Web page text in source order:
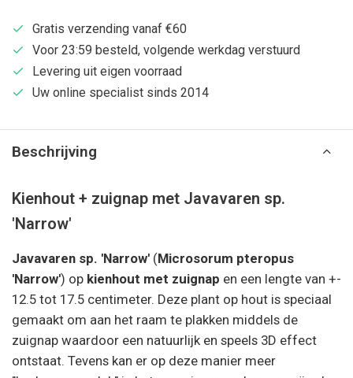
Gratis verzending vanaf €60
Voor 23:59 besteld, volgende werkdag verstuurd
Levering uit eigen voorraad
Uw online specialist sinds 2014
Beschrijving
Kienhout + zuignap met Javavaren sp.
'Narrow'
Javavaren sp. 'Narrow' (Microsorum pteropus
'Narrow') op kienhout met zuignap en een lengte van +-
12.5 tot 17.5 centimeter. Deze plant op hout is speciaal
gemaakt om aan het raam te plakken middels de
zuignap waardoor een natuurlijk en speels 3D effect
ontstaat. Tevens kan er op deze manier meer